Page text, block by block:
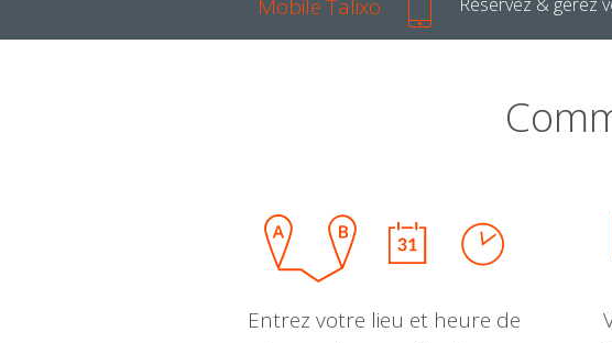
Mobile Talixo Réservez & gérez
Entrez votre lieu et heure de